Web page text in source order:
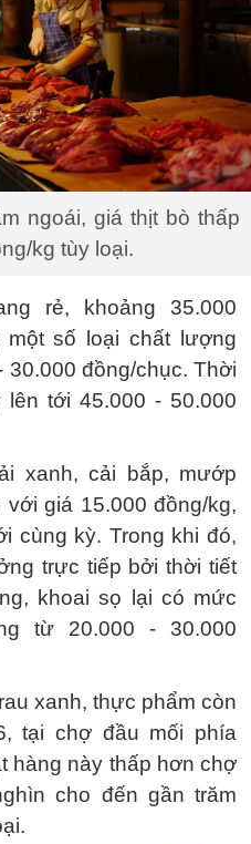
ngoái, giá thịt bò thấp
kg tùy loại.
rẻ, khoảng 35.000
số loại chất lượng
30.000 đồng/chục. Thời
lên tới 45.000 - 50.000
xanh, cải bắp, mướp
giá 15.000 đồng/kg,
cùng kỳ. Trong khi đó,
trực tiếp bởi thời tiết
khoai sọ lại có mức
từ 20.000 - 30.000
xanh, thực phẩm còn
tại chợ đầu mối phía
hàng này thấp hơn chợ
cho đến gần trăm